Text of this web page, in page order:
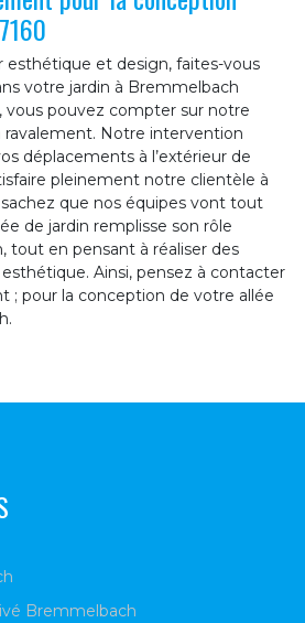
esthétique et design, faites-vous
votre jardin à Bremmelbach
vous pouvez compter sur notre
Notre intervention
déplacements à l’extérieur de
pleinement notre clientèle à
que nos équipes vont tout
de jardin remplisse son rôle
tout en pensant à réaliser des
Ainsi, pensez à contacter
; pour la conception de votre allée
Bremmelbach